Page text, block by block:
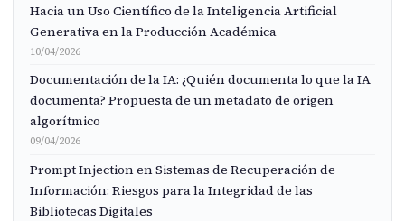
Hacia un Uso Científico de la Inteligencia Artificial
Generativa en la Producción Académica
10/04/2026
Documentación de la IA: ¿Quién documenta lo que la IA
documenta? Propuesta de un metadato de origen
algorítmico
09/04/2026
Prompt Injection en Sistemas de Recuperación de
Información: Riesgos para la Integridad de las
Bibliotecas Digitales